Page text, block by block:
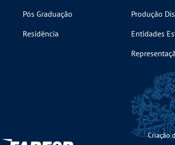
Pós Graduação
Residência
Produção
Entidades
Criação